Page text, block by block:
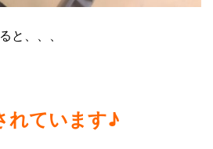
と、、、
れています♪